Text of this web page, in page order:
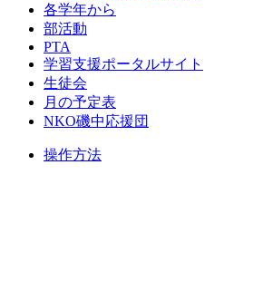
各学年から
部活動
PTA
学習支援ポータルサイト
生徒会
月の予定表
NKO磯中応援団
操作方法